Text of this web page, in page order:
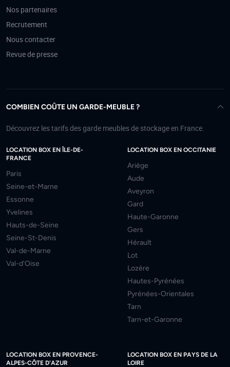
Nos partenaires
Recrutement
Nous contacter
Revue de presse
COMBIEN COÛTE UN GARDE-MEUBLE ?
Découvrez les tarifs des garde meubles de stockage en France.
LOCATION BOX EN ÎLE-DE-
FRANCE
Paris
Seine-et-Marne
Essonne
Yvelines
Hauts-de-Seine
Seine-St-Denis
Val-de-Marne
Val-d'Oise
LOCATION BOX EN OCCITANIE
Ariège
Aude
Aveyron
Gard
Haute-Garonne
Gers
Hérault
Lot
Lozère
Hautes-Pyrénées
Pyrénées-Orientales
Tarn
Tarn-et-Garonne
LOCATION BOX EN PROVENCE-
ALPES-CÔTE D'AZUR
LOCATION BOX EN PAYS DE LA
LOIRE